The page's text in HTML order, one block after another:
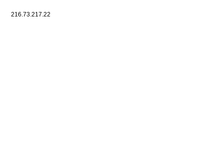
216.73.217.22